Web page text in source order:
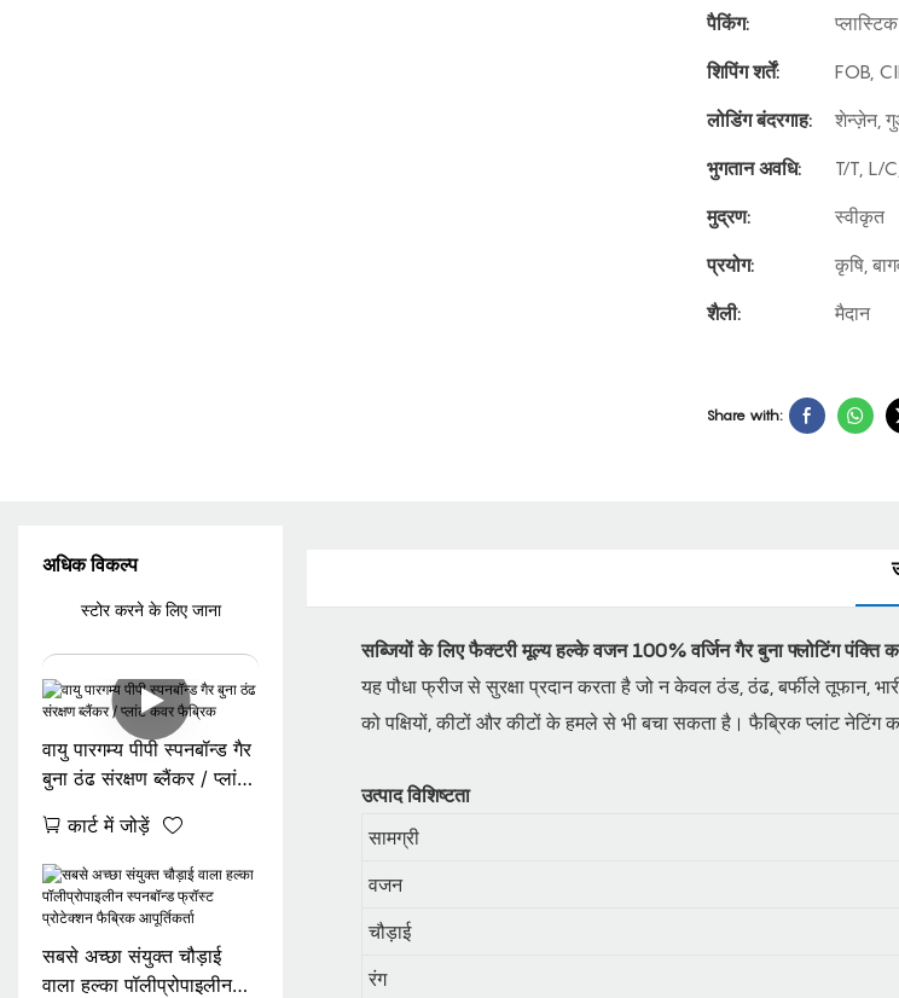
पैकिंग:
शिपिंग शर्तें:
FOB,
लोडिंग बंदरगाह:
शेन्ज़ेन,
भुगतान अवधि:
T/T, L/
मुद्रण:
स्वीकृत
प्रयोग:
कृषि,
शैली:
मैदान
Share with:
सब्जियों के लिए फैक्टरी मूल्य हल्के वजन 100% वर्जिन गैर बुना फ्लोटिंग पंक्ति
यह पौधा फ्रीज से सुरक्षा प्रदान करता है जो न केवल ठंड, ठंढ, बर्फीले तूफान,
को पक्षियों, कीटों और कीटों के हमले से भी बचा सकता है। फैब्रिक प्लांट
उत्पाद विशिष्टता
सामग्री
वजन
चौड़ाई
रंग
अधिक विकल्प
स्टोर करने के लिए जाना
वायु पारगम्य पीपी स्पनबॉन्ड गैर
बुना ठंढ संरक्षण ब्लैंकर / प्लांट
कार्ट में जोड़ें
सबसे अच्छा संयुक्त चौड़ाई
वाला हल्का पॉलीप्रोपाइलीन